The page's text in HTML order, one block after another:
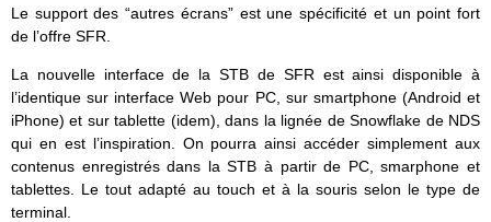
Le support des “autres écrans” est une spécificité et un point fort
de l’offre SFR.
La nouvelle interface de la STB de SFR est ainsi disponible à
l’identique sur interface Web pour PC, sur smartphone (Android et
iPhone) et sur tablette (idem), dans la lignée de Snowflake de NDS
qui en est l’inspiration. On pourra ainsi accéder simplement aux
contenus enregistrés dans la STB à partir de PC, smarphone et
tablettes. Le tout adapté au touch et à la souris selon le type de
terminal.